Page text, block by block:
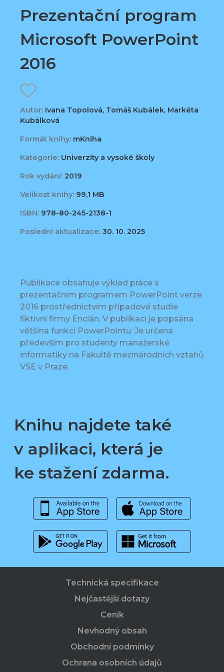
Prezentační program
Microsoft PowerPoint
2016
Autor: Ivana Topolová, Tomáš Kubálek, Markéta
Kubálková
Formát knihy: mKniha
Kategorie: Univerzity a vysoké školy
Rok vydání: 2019
Velikost knihy: 99,1 MB
ISBN: 978-80-245-2138-1
Poslední aktualizace: 30. 10. 2025
Publikace obsahuje výklad práce s
prezentačním programem PowerPoint verze
2016 prostřednictvím případové studie
fiktivní firmy Encián. V publikaci je popsána
většina funkcí PowerPointu. Je určena
především pro studenty manažerské
informatiky na Fakultě mezinárodních vztahů
VŠE v Praze.
Knihu najdete také
v aplikaci, která je
ke stažení zdarma.
Technická specifikace
Nejčastější dotazy
Ceník
Nevhodný obsah
Obchodní podmínky
Ochrana osobních údajů